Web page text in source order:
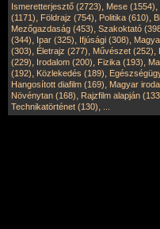
Ismeretterjesztő (2723), Mese (1554),
(1171), Földrajz (754), Politika (610),
Mezőgazdaság (453), Szakoktató
(344), Ipar (325), Ifjúsági (308),
(303), Életrajz (277), Művészet (252),
(229), Irodalom (200), Fizika (193),
(192), Közlekedés (189),
Hangosított diafilm (169), Magyar
Növénytan (168), Rajzfilm alapján
Technikatörténet (130),